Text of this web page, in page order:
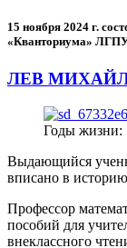
15 ноября 2024 г.
«Кванториума»
ЛЕВ
Годы жизни:
Выдающийся
вписано в
Профессор
пособий для
внеклассного